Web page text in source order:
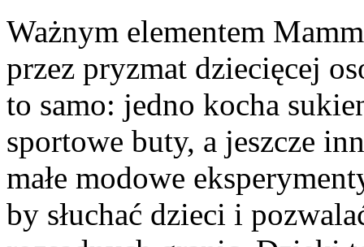
Ważnym elementem
przez pryzmat dziecięcej
to samo: jedno kocha
sportowe buty, a jeszcze
małe modowe
by słuchać dzieci i